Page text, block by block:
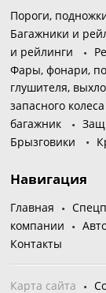
Пороги,
Багажники и
и рейлинги
Фары, фонари,
глушителя,
запасного колеса
багажник
Брызговики
Навигация
Главная
компании
Контакты
Карта сайта